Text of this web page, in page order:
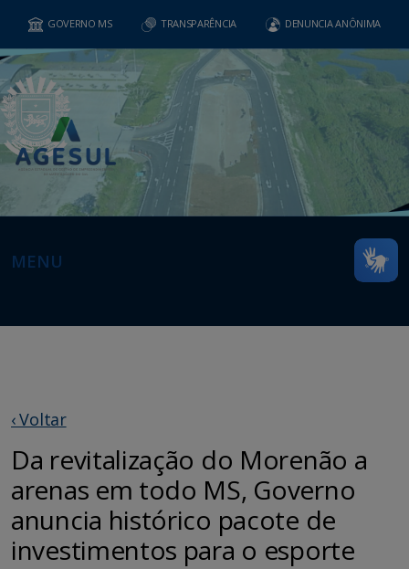
GOVERNO MS TRANSPARÊNCIA DENUNCIA ANÔNIMA
MENU
‹ Voltar
Da revitalização do Morenão a
arenas em todo MS, Governo
anuncia histórico pacote de
investimentos para o esporte